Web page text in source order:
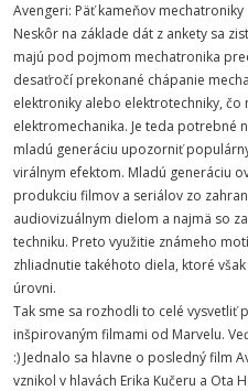
Avengeri: Päť kameňov mechatroniky
Neskôr na základe dát z ankety sa
majú pod pojmom mechatronika
desaťročí prekonané chápanie
elektroniky alebo elektrotechniky, čo
elektromechanika. Je teda potrebné
mladú generáciu upozorniť
virálnym efektom. Mladú generáciu
produkciu filmov a seriálov zo
audiovizuálnym dielom a najmä so
techniku. Preto využitie známeho
zhliadnutie takéhoto diela, ktoré
úrovni.
Tak sme sa rozhodli to celé
inšpirovaným filmami od Marvelu.
:) Jednalo sa hlavne o posledný film
vznikol v hlavách Erika Kučeru a Ota